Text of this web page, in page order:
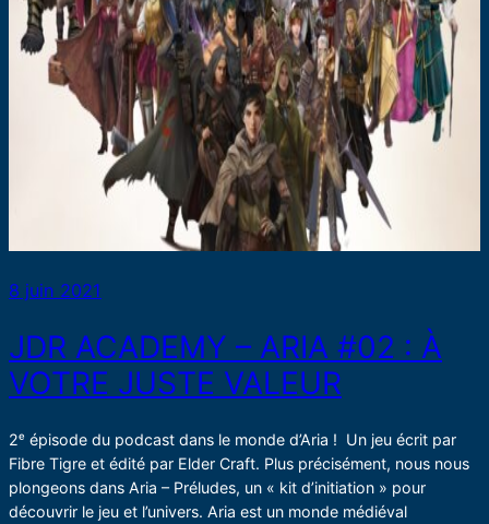
8 juin 2021
JDR ACADEMY – ARIA #02 : À
VOTRE JUSTE VALEUR
2ᵉ épisode du podcast dans le monde d’Aria ! Un jeu écrit par
Fibre Tigre et édité par Elder Craft. Plus précisément, nous nous
plongeons dans Aria – Préludes, un « kit d’initiation » pour
découvrir le jeu et l’univers. Aria est un monde médiéval